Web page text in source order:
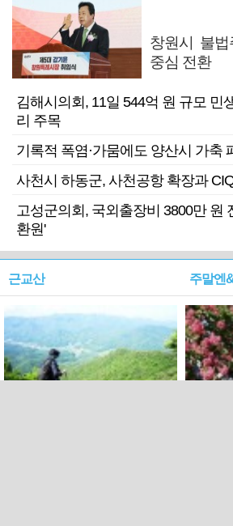
창원시 불
중심 전환
김해시의회, 11일 544억 원 규모 민
리 주목
기록적 폭염·가뭄에도 양산시 가축
사천시 하동군, 사천공항 확장과
고성군의회, 국외출장비 3800만 원
환원'
근교산 주말엔